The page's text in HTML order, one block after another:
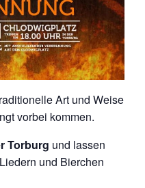
Art und Weise
vorbei kommen.
Torburg und lassen
und Bierchen